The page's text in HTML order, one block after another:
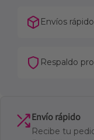
Envíos
Respaldo
Envío rápido
Recibe tu